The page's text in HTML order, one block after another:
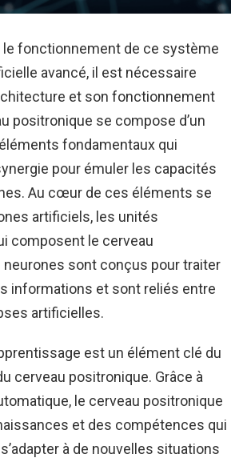
le fonctionnement de ce système
avancé, il est nécessaire
et son fonctionnement
positronique se compose d’un
fondamentaux qui
pour émuler les capacités
Au cœur de ces éléments se
artificiels, les unités
composent le cerveau
neurones sont conçus pour traiter
informations et sont reliés entre
artificielles.
est un élément clé du
cerveau positronique. Grâce à
le cerveau positronique
et des compétences qui
à de nouvelles situations